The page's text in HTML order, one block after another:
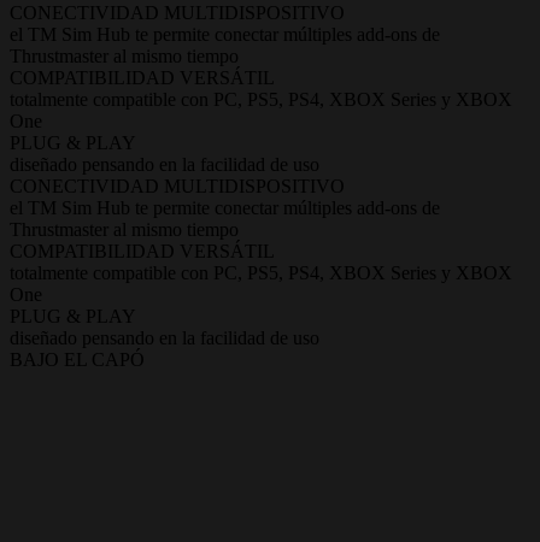
CONECTIVIDAD MULTIDISPOSITIVO
el TM Sim Hub te permite conectar múltiples add-ons de
Thrustmaster al mismo tiempo
COMPATIBILIDAD VERSÁTIL
totalmente compatible con PC, PS5, PS4, XBOX Series y XBOX
One
PLUG & PLAY
diseñado pensando en la facilidad de uso
CONECTIVIDAD MULTIDISPOSITIVO
el TM Sim Hub te permite conectar múltiples add-ons de
Thrustmaster al mismo tiempo
COMPATIBILIDAD VERSÁTIL
totalmente compatible con PC, PS5, PS4, XBOX Series y XBOX
One
PLUG & PLAY
diseñado pensando en la facilidad de uso
BAJO EL CAPÓ